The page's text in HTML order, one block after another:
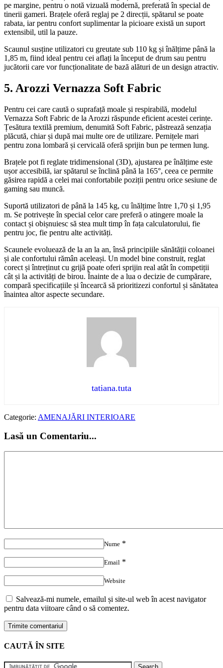
pe margine, pentru o notă vizuală modernă, preferată în special de
tinerii gameri. Brațele oferă reglaj pe 2 direcții, spătarul se poate
rabata, iar pentru confort suplimentar la picioare există un suport
extensibil, util la pauze.
Scaunul susține utilizatori cu greutate sub 110 kg și înălțime până la
1,85 m, fiind ideal pentru cei aflați la început de drum sau pentru
jucătorii care vor funcționalitate de bază alături de un design atractiv.
5. Arozzi Vernazza Soft Fabric
Pentru cei care caută o suprafață moale și respirabilă, modelul
Vernazza Soft Fabric de la Arozzi răspunde eficient acestei cerințe.
Țesătura textilă premium, denumită Soft Fabric, păstrează senzația
plăcută, chiar și după mai multe ore de utilizare. Pernițele mari
pentru zona lombară și cervicală oferă sprijin bun pe termen lung.
Brațele pot fi reglate tridimensional (3D), ajustarea pe înălțime este
ușor accesibilă, iar spătarul se înclină până la 165°, ceea ce permite
găsirea rapidă a celei mai confortabile poziții pentru orice sesiune de
gaming sau muncă.
Suportă utilizatori de până la 145 kg, cu înălțime între 1,70 și 1,95
m. Se potrivește în special celor care preferă o atingere moale la
contact și obișnuiesc să stea mult timp în fața calculatorului, fie
pentru joc, fie pentru alte activități.
Scaunele evoluează de la an la an, însă principiile sănătății coloanei
și ale confortului rămân aceleași. Un model bine construit, reglat
corect și întreținut cu grijă poate oferi sprijin real atât în competiții
cât și la activități de birou. Înainte de a lua o decizie de cumpărare,
compară specificațiile și încearcă să prioritizezi confortul și sănătatea
înaintea altor aspecte secundare.
tatiana.tuta
Categorie: AMENAJĂRI INTERIOARE
Lasă un Comentariu...
Nume *
Email *
Website
Salvează-mi numele, emailul și site-ul web în acest navigator
pentru data viitoare când o să comentez.
CAUTĂ ÎN SITE